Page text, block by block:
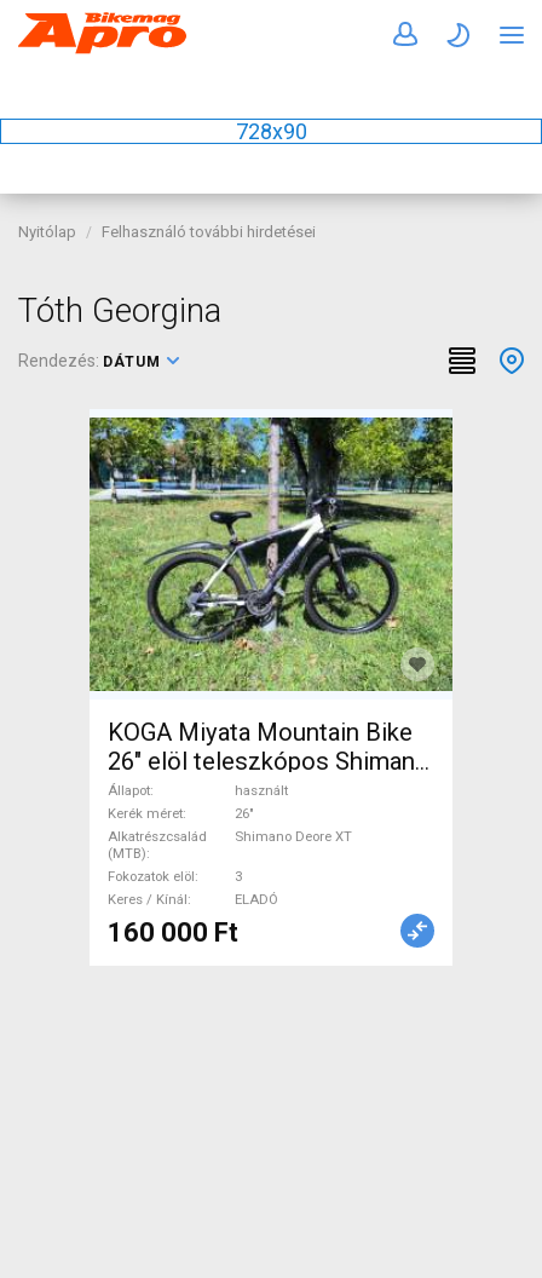
728x90
Nyitólap Felhasználó további hirdetései
Tóth Georgina
Rendezés: DÁTUM
KOGA Miyata Mountain Bike
26" elöl teleszkópos Shimano
Deore XT használt ELADÓ
Állapot
használt
Kerék méret
26"
Alkatrészcsalád
(MTB)
Shimano Deore XT
Fokozatok elöl
3
Keres / Kínál
ELADÓ
160 000 Ft